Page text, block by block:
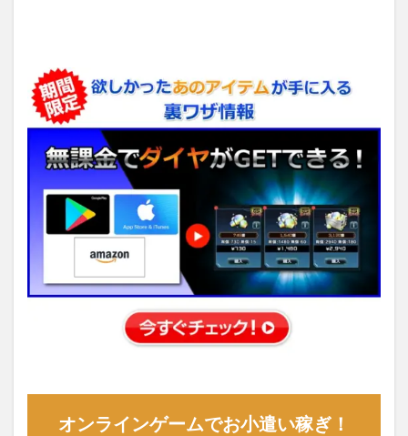
オンラインゲームでお小遣い稼ぎ！